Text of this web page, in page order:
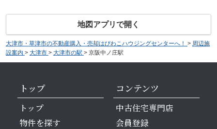
地図アプリで開く
大津市・草津市の不動産購入・売却はびわこハウジングセンターへ！ > 周辺施
設案内 > 大津市 > 大津市の駅 > 京阪中ノ庄駅
トップ
トップ
物件を探す
コンテンツ
中古住宅専門店
会員登録